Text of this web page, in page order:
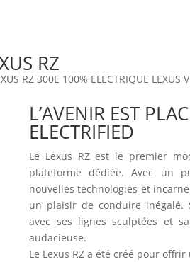
RZ
L’AVENIR EST
ELECTRIFIED
Le Lexus RZ est le premier
plateforme dédiée. Avec un
nouvelles technologies et
un plaisir de conduire inégalé.
avec ses lignes sculptées et
audacieuse.
Le Lexus RZ a été créé pour